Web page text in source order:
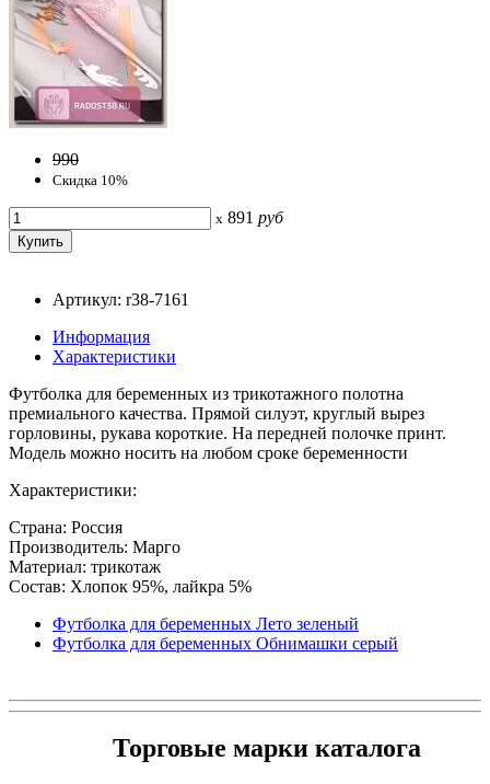
990
Скидка 10%
x 891 руб
Артикул: r38-7161
Информация
Характеристики
Футболка для беременных из трикотажного полотна
премиального качества. Прямой силуэт, круглый вырез
горловины, рукава короткие. На передней полочке принт.
Модель можно носить на любом сроке беременности
Характеристики:
Страна: Россия
Производитель: Марго
Материал: трикотаж
Состав: Хлопок 95%, лайкра 5%
Футболка для беременных Лето зеленый
Футболка для беременных Обнимашки серый
Торговые марки каталога